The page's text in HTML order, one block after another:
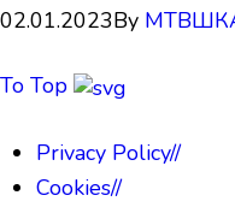
02.01.2023By
To Top
Privacy Policy//
Cookies//